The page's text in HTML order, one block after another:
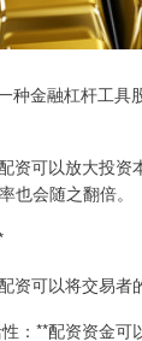
种金融杠杆工具
资可以放大投
也会随之翻倍。
资可以将交易者
：**配资资金可